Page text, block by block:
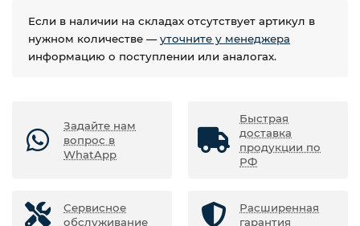
Если в наличии на складах отсутствует артикул в
нужном количестве —уточните у менеджера
информацию о поступлении или аналогах.
Задайте нам
вопрос в
WhatApp
Быстрая
доставка
продукции по
РФ
Сервисное
обслуживание
Расширенная
гарантия